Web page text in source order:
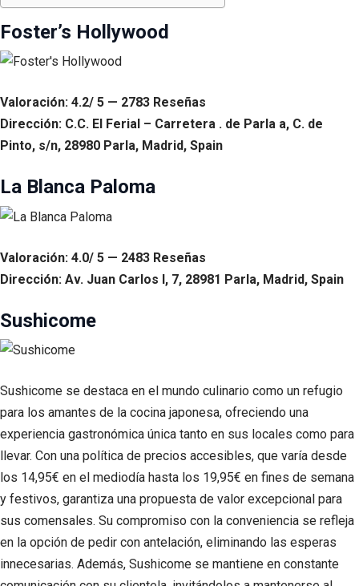
Foster’s Hollywood
Valoración: 4.2/ 5 — 2783 Reseñas
Dirección: C.C. El Ferial – Carretera . de Parla a, C. de
Pinto, s/n, 28980 Parla, Madrid, Spain
La Blanca Paloma
Valoración: 4.0/ 5 — 2483 Reseñas
Dirección: Av. Juan Carlos I, 7, 28981 Parla, Madrid, Spain
Sushicome
Sushicome se destaca en el mundo culinario como un refugio
para los amantes de la cocina japonesa, ofreciendo una
experiencia gastronómica única tanto en sus locales como para
llevar. Con una política de precios accesibles, que varía desde
los 14,95€ en el mediodía hasta los 19,95€ en fines de semana
y festivos, garantiza una propuesta de valor excepcional para
sus comensales. Su compromiso con la conveniencia se refleja
en la opción de pedir con antelación, eliminando las esperas
innecesarias. Además, Sushicome se mantiene en constante